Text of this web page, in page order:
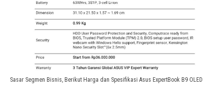
Sasar Segmen Bisnis, Berikut Harga dan Spesifikasi Asus ExpertBook B9 OLED